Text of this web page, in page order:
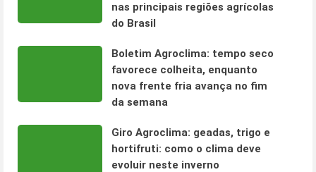
nas principais regiões agrícolas
do Brasil
Boletim Agroclima: tempo seco
favorece colheita, enquanto
nova frente fria avança no fim
da semana
Giro Agroclima: geadas, trigo e
hortifruti: como o clima deve
evoluir neste inverno